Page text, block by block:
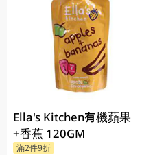
Ella's Kitchen有機蘋果
+香蕉 120GM
滿2件9折